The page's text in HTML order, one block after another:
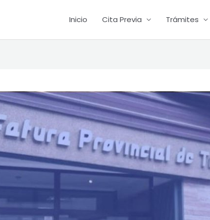
Inicio Cita Previa Trámites